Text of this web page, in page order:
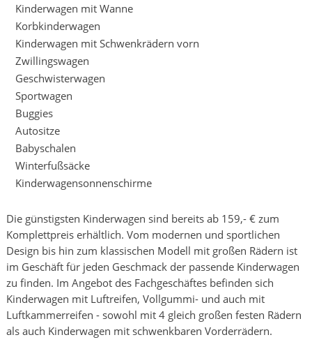
Kinderwagen mit Wanne
Korbkinderwagen
Kinderwagen mit Schwenkrädern vorn
Zwillingswagen
Geschwisterwagen
Sportwagen
Buggies
Autositze
Babyschalen
Winterfußsäcke
Kinderwagensonnenschirme
Die günstigsten Kinderwagen sind bereits ab 159,- € zum
Komplettpreis erhältlich. Vom modernen und sportlichen
Design bis hin zum klassischen Modell mit großen Rädern ist
im Geschäft für jeden Geschmack der passende Kinderwagen
zu finden. Im Angebot des Fachgeschäftes befinden sich
Kinderwagen mit Luftreifen, Vollgummi- und auch mit
Luftkammerreifen - sowohl mit 4 gleich großen festen Rädern
als auch Kinderwagen mit schwenkbaren Vorderrädern.